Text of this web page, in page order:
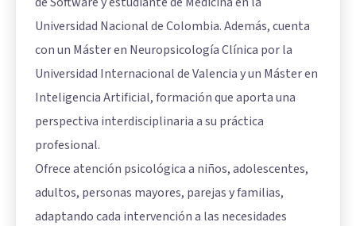
Universidad Nacional de Colombia. Además, cuenta
con un Máster en Neuropsicología Clínica por la
Universidad Internacional de Valencia y un Máster en
Inteligencia Artificial, formación que aporta una
perspectiva interdisciplinaria a su práctica
profesional.
Ofrece atención psicológica a niños, adolescentes,
adultos, personas mayores, parejas y familias,
adaptando cada intervención a las necesidades